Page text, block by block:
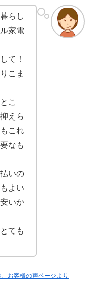
らし
家電
て！
こま
こ
えら
これ
なも
いの
よい
いか
ても
お客様の声ページより